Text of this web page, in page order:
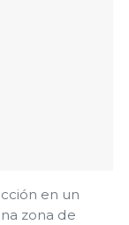
en un
zona de